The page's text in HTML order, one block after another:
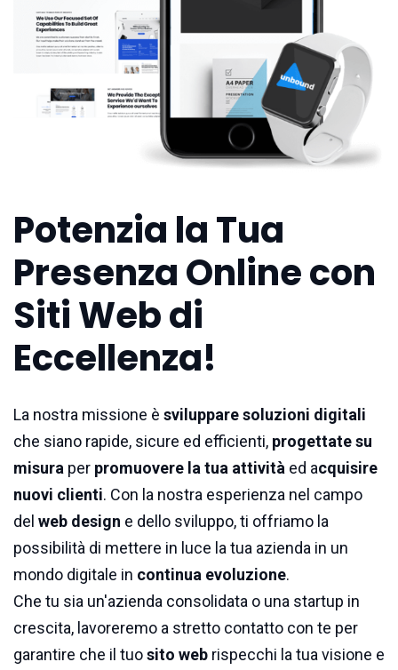
Potenzia la Tua
Presenza Online con
Siti Web di
Eccellenza!
La nostra missione è sviluppare soluzioni digitali
che siano rapide, sicure ed efficienti, progettate su
misura per promuovere la tua attività ed acquisire
nuovi clienti. Con la nostra esperienza nel campo
del web design e dello sviluppo, ti offriamo la
possibilità di mettere in luce la tua azienda in un
mondo digitale in continua evoluzione.
Che tu sia un'azienda consolidata o una startup in
crescita, lavoreremo a stretto contatto con te per
garantire che il tuosito web rispecchi la tua visione e